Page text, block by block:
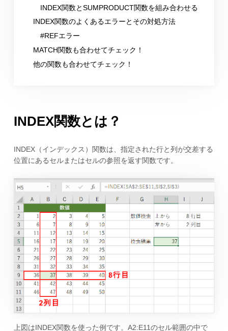
INDEX関数とSUMPRODUCT関数を組み合わせる
INDEX関数のよくあるエラーとその対処方法
#REFエラー
MATCH関数も合わせてチェック！
他の関数も合わせてチェック！
INDEX関数とは？
INDEX（インデックス）関数は、指定された行と列が交差する
位置にあるセルまたはセルの参照を返す関数です。
上図はINDEX関数を使った例です。A2:E11のセル範囲の中で